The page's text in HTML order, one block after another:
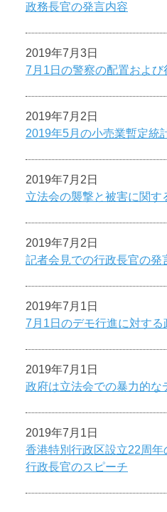
政務長官の発言内容
2019年7月3日
7月1日の警察の配置および
2019年7月2日
2019年5月の小売業暫定統
2019年7月2日
立法会の襲撃と被害に関す
2019年7月2日
記者会見での行政長官の発
2019年7月1日
7月1日のデモ行進に対する
2019年7月1日
政府は立法会での暴力的な
2019年7月1日
香港特別行政区設立22周
行政長官のスピーチ